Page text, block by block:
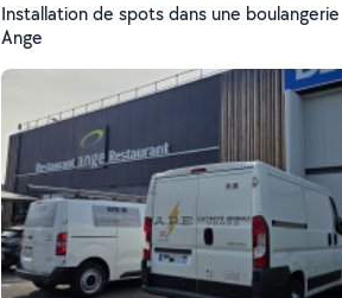
Installation de spots dans une boulangerie
Ange